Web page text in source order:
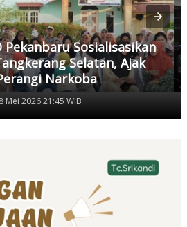
Pekanbaru Sosialisasikan
Selatan, Ajak
Narkoba
Mei 2026 21:45 WIB